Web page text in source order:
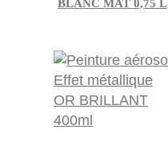
BLANC MAT 0,75 L